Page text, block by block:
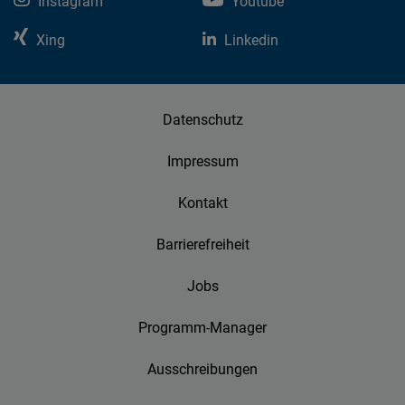
Xing
Linkedin
Datenschutz
Impressum
Kontakt
Barrierefreiheit
Jobs
Programm-Manager
Ausschreibungen